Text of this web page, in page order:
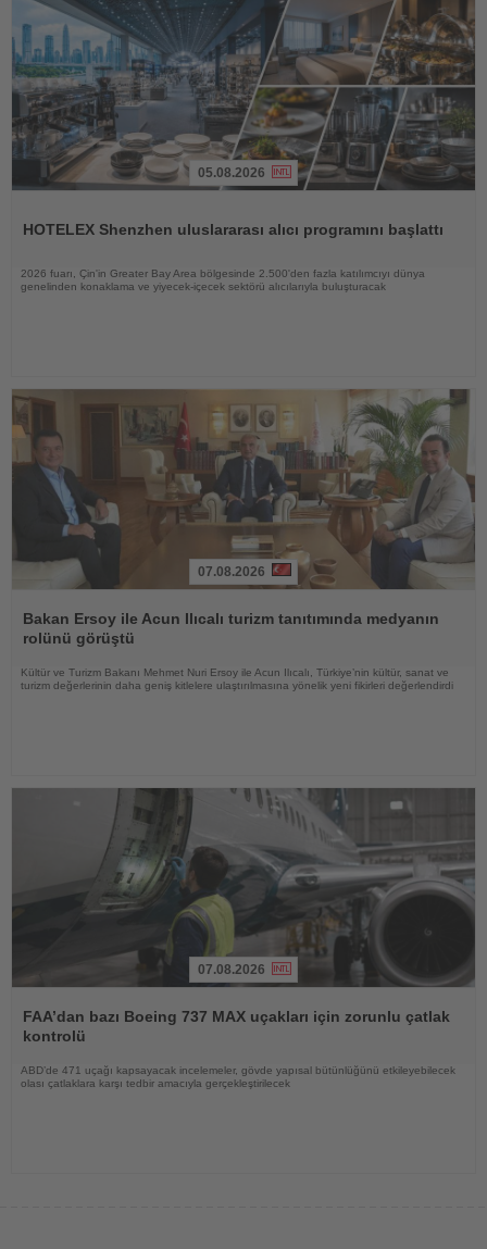
05.08.2026
HOTELEX Shenzhen uluslararası alıcı programını başlattı
2026 fuarı, Çin'in Greater Bay Area bölgesinde 2.500'den fazla katılımcıyı dünya
genelinden konaklama ve yiyecek-içecek sektörü alıcılarıyla buluşturacak
Oku
07.08.2026
Bakan Ersoy ile Acun Ilıcalı turizm tanıtımında medyanın
rolünü görüştü
Kültür ve Turizm Bakanı Mehmet Nuri Ersoy ile Acun Ilıcalı, Türkiye’nin kültür, sanat ve
turizm değerlerinin daha geniş kitlelere ulaştırılmasına yönelik yeni fikirleri değerlendirdi
Oku
07.08.2026
FAA’dan bazı Boeing 737 MAX uçakları için zorunlu çatlak
kontrolü
ABD’de 471 uçağı kapsayacak incelemeler, gövde yapısal bütünlüğünü etkileyebilecek
olası çatlaklara karşı tedbir amacıyla gerçekleştirilecek